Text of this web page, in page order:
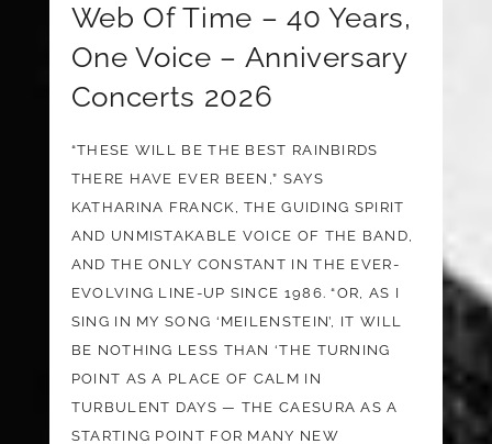
Web Of Time – 40 Years,
One Voice – Anniversary
Concerts 2026
“THESE WILL BE THE BEST RAINBIRDS
THERE HAVE EVER BEEN,” SAYS
KATHARINA FRANCK, THE GUIDING SPIRIT
AND UNMISTAKABLE VOICE OF THE BAND,
AND THE ONLY CONSTANT IN THE EVER-
EVOLVING LINE-UP SINCE 1986. “OR, AS I
SING IN MY SONG ‘MEILENSTEIN’, IT WILL
BE NOTHING LESS THAN ‘THE TURNING
POINT AS A PLACE OF CALM IN
TURBULENT DAYS — THE CAESURA AS A
STARTING POINT FOR MANY NEW